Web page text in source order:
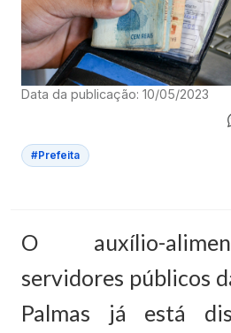
Data da publicação: 10/05/2023
#Prefeita
O auxílio-
servidores públicos
Palmas já está